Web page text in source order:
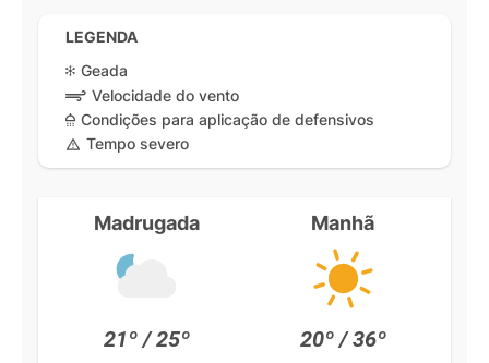
LEGENDA
Geada
Velocidade do vento
Condições para aplicação de defensivos
Tempo severo
Madrugada
21º / 25º
Manhã
20º / 36º